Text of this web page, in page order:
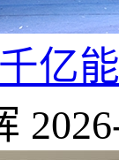
亿